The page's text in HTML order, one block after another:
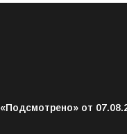
«Подсмотрено» от